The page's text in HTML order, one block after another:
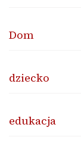
Dom
dziecko
edukacja